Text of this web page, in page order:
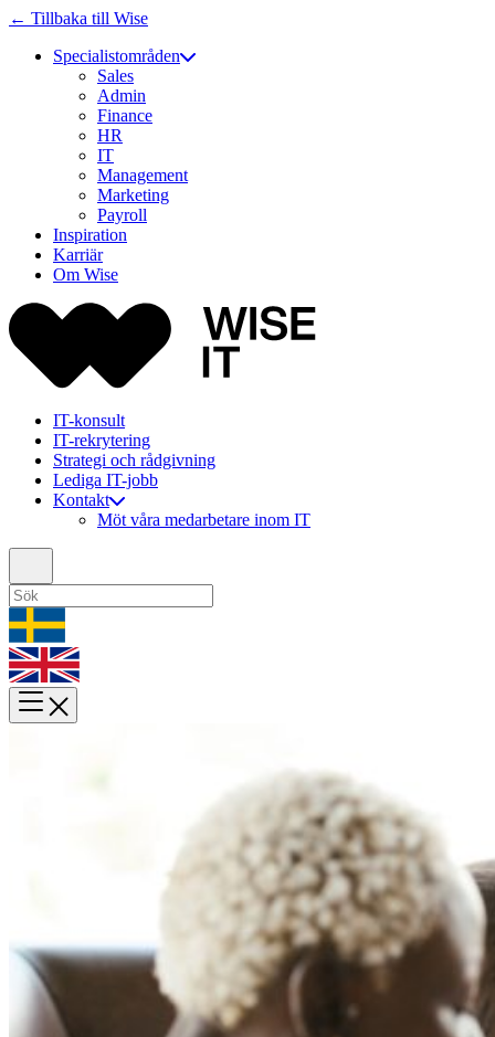
← Tillbaka till Wise
Specialistområden
Sales
Admin
Finance
HR
IT
Management
Marketing
Payroll
Inspiration
Karriär
Om Wise
IT-konsult
IT-rekrytering
Strategi och rådgivning
Lediga IT-jobb
Kontakt
Möt våra medarbetare inom IT